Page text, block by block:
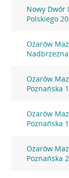
Nowy Dwór
Polskiego 20
Ożarów
Ożarów
Poznańska
Ożarów
Poznańska
Ożarów
Poznańska